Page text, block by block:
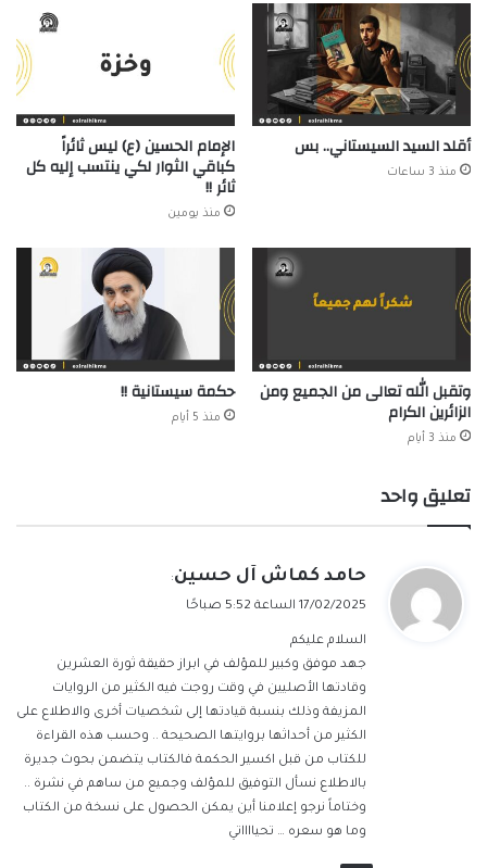
أقلد السيد السيستاني.. بس
منذ 3 ساعات
الإمام الحسين (ع) ليس ثائراً
كباقي الثوار لكي ينتسب إليه كل
ثائر !!
منذ يومين
وتقبل الله تعالى من الجميع ومن
الزائرين الكرام
منذ 3 أيام
حكمة سيستانية !!
منذ 5 أيام
تعليق واحد
ي
ق
ل
حامد كماش آل حسين:
17/02/2025 الساعة 5:52 صباحًا
السلام عليكم
جهد موفق وكبير للمؤلف في ابراز حقيقة ثورة العشرين
وقادتها الأصليين في وقت روجت فيه الكثير من الروايات
المزيفة وذلك بنسبة قيادتها إلى شخصيات أخرى والاطلاع على
الكثير من أحداثها بروايتها الصحيحة .. وحسب هذه القراءة
للكتاب من قبل اكسير الحكمة فالكتاب يتضمن بحوث جديرة
بالاطلاع نسأل التوفيق للمؤلف وجميع من ساهم في نشرة ..
وختاماً نرجو إعلامنا أين يمكن الحصول على نسخة من الكتاب
وما هو سعره … تحيااااتي